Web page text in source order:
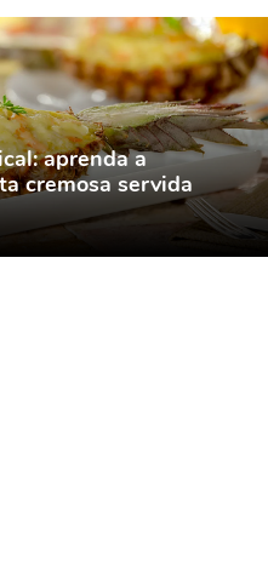
aprenda a
cremosa servida